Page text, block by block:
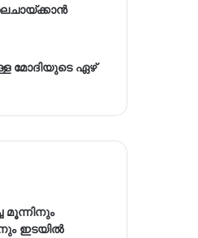
മോദിയുടെ ഏഴ്
മൂന്നിനും
ഇടയിൽ